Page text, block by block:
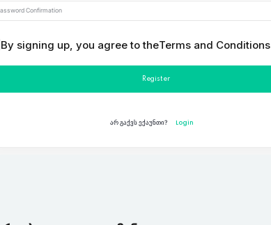
By signing up, you agree to theTerms and Conditions
Register
არ გაქვს ექაუნთი? Login